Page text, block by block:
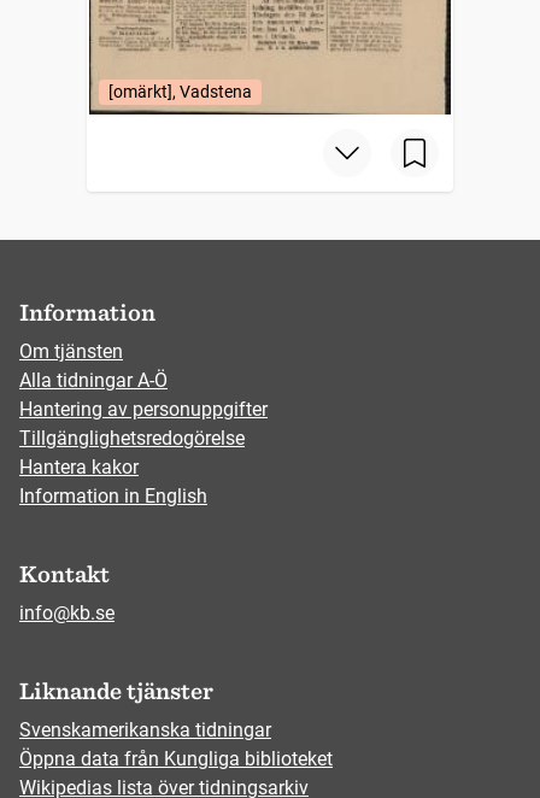
[omärkt], Vadstena
Information
Om tjänsten
Alla tidningar A-Ö
Hantering av personuppgifter
Tillgänglighetsredogörelse
Hantera kakor
Information in English
Kontakt
info@kb.se
Liknande tjänster
Svenskamerikanska tidningar
Öppna data från Kungliga biblioteket
Wikipedias lista över tidningsarkiv